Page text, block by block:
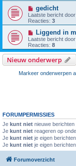
gedicht
Laatste bericht door
Reacties: 3
Liggend in
Laatste bericht door
Reacties: 8
Nieuw onderwerp
Markeer onderwerpen
FORUMPERMISSIES
Je kunt niet nieuwe
Je kunt niet reageren op
Je kunt niet je eigen
Je kunt niet je eigen
Forumoverzicht